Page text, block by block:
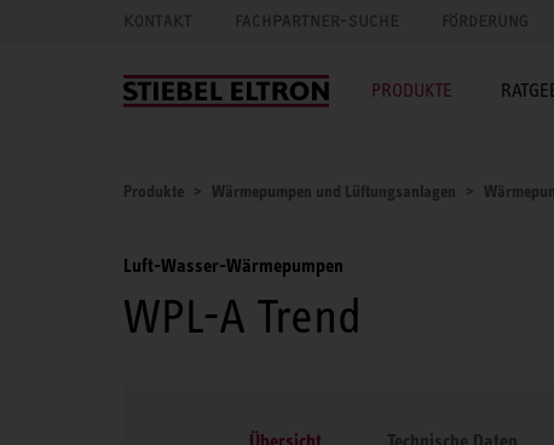
KONTAKT FACHPARTNER-SUCHE FÖRDERUNG
PRODUKTE
Produkte Wärmepumpen und Lüftungsanlagen
Luft-Wasser-Wärmepumpen
WPL-A Trend
Übersicht Technische Daten